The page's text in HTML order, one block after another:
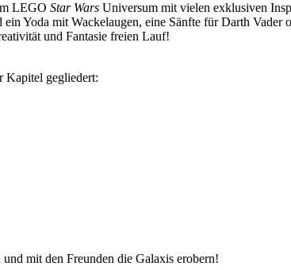
LEGO Star Wars Universum mit vielen exklusiven
Yoda mit Wackelaugen, eine Sänfte für Darth Vader
und Fantasie freien Lauf!
Kapitel gegliedert:
und mit den Freunden die Galaxis erobern!